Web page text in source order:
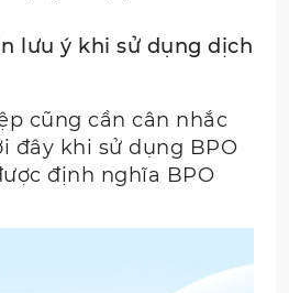
lưu ý khi sử dụng dịch
cũng cần cân nhắc
đây khi sử dụng BPO
định nghĩa BPO